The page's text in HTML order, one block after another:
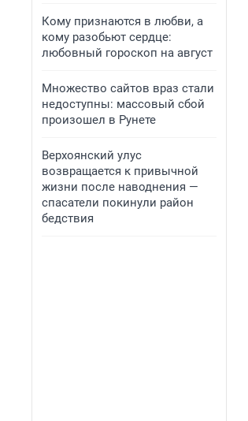
Кому признаются в любви, а
кому разобьют сердце:
любовный гороскоп на август
Множество сайтов враз стали
недоступны: массовый сбой
произошел в Рунете
Верхоянский улус
возвращается к привычной
жизни после наводнения —
спасатели покинули район
бедствия